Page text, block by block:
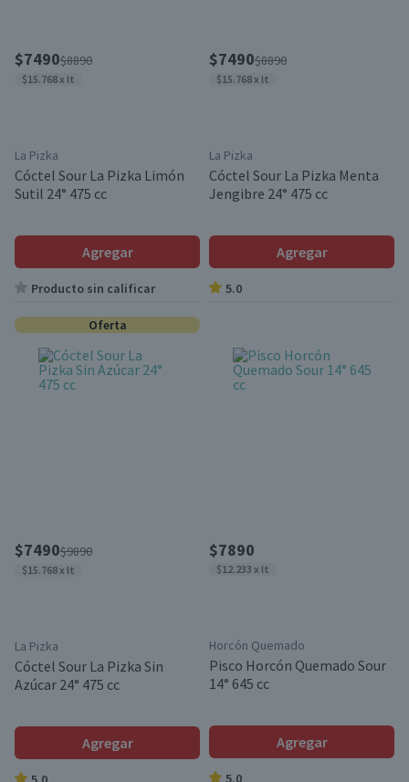
$7490$8890
$15.768 x lt
La Pizka
Cóctel Sour La Pizka Limón
Sutil 24° 475 cc
Agregar
Producto sin calificar
$7490$8890
$15.768 x lt
La Pizka
Cóctel Sour La Pizka Menta
Jengibre 24° 475 cc
Agregar
5.0
Oferta
$7490$9890
$15.768 x lt
La Pizka
Cóctel Sour La Pizka Sin
Azúcar 24° 475 cc
Agregar
$7890
$12.233 x lt
Horcón Quemado
Pisco Horcón Quemado Sour
14° 645 cc
Agregar
5.0